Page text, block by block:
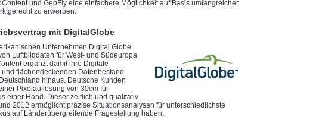
und GeoFly eine einfachere Möglichkeit auf Basis umfangreicher
zu erwerben.
mit DigitalGlobe
Unternehmen Digital Globe
Luftbilddaten für West- und Südeuropa
ergänzt damit ihre Digitale
flächendeckenden Datenbestand
hinaus. Deutsche Kunden
Pixelauflösung von 30cm für
einer Hand. Dieser zeitlich und qualitativ
2012 ermöglicht präzise Situationsanalysen für unterschiedlichste
auf Länderübergreifende Fragestellung haben.